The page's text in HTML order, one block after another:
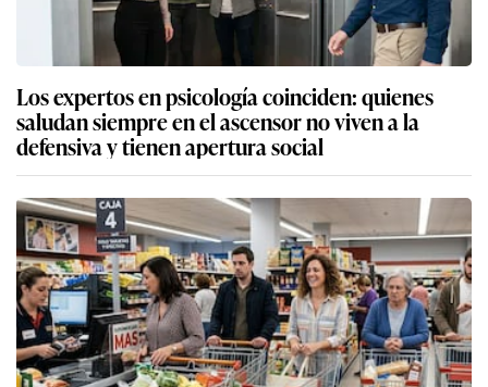
Los expertos en psicología coinciden: quienes
saludan siempre en el ascensor no viven a la
defensiva y tienen apertura social